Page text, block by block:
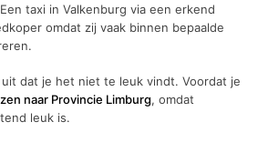
taxi in Valkenburg via een erkend
omdat zij vaak binnen bepaalde
dat je het niet te leuk vindt. Voordat je
naar Provincie Limburg, omdat
leuk is.